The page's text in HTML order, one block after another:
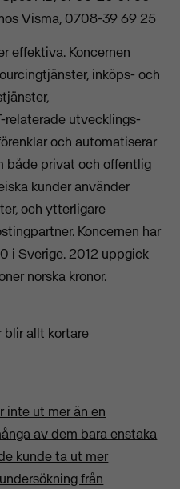
Visma, 0708-39 69 25
effektiva. Koncernen
inköps- och
relaterade utvecklings-
och automatiserar
både privat och offentlig
kunder använder
och ytterligare
Koncernen har
i Sverige. 2012 uppgick
norska kronor.
blir allt kortare
inte ut mer än en
av dem bara enstaka
kunde ta ut mer
från